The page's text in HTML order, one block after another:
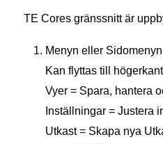
TE Cores gränssnitt är
Menyn eller Sidomenyn
Kan flyttas till
Vyer = Spara, hantera
Inställningar = Justera
Utkast = Skapa nya